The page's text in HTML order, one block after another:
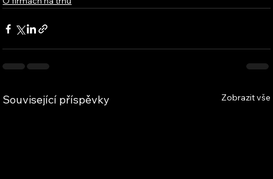
Související příspěvky Zobrazit vše